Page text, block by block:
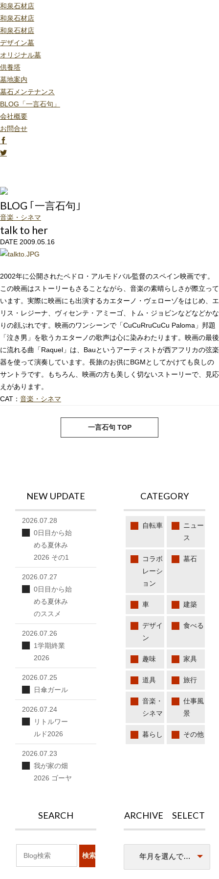
和泉石材店
和泉石材店
和泉石材店
デザイン墓
オリジナル墓
供養塔
墓地案内
墓石メンテナンス
BLOG「一言石句」
会社概要
お問合せ
BLOG ｢一言石句｣
音楽・シネマ
talk to her
DATE 2009.05.16
2002年に公開されたペドロ・アルモドバル監督のスペイン映画です。
この映画はストーリーもさることながら、音楽の素晴らしさが際立って
います。実際に映画にも出演するカエターノ・ヴェローゾをはじめ、エ
リス・レジーナ、ヴィセンテ・アミーゴ、トム・ジョビンなどなどかな
りの顔ぶれです。映画のワンシーンで「CuCuRruCuCu Paloma」邦題
「泣き男」を歌うカエターノの歌声は心に染みわたります。映画の最後
に流れる曲「Raquel」は、Bauというアーティストが西アフリカの弦楽
器を使って演奏しています。長旅のお供にBGMとしてかけても良しの
サントラです。もちろん、映画の方も美しく切ないストーリーで、見応
えがあります。
CAT： 音楽・シネマ
一言石句 TOP
CATEGORY
自転車
ニュー
ス
コラボ
レーシ
ョン
墓石
車 建築
デザイ
ン
食べる
趣味 家具
道具 旅行
音楽・
シネマ
仕事風
景
暮らし その他
NEW UPDATE
2026.07.28
0日目から始
める夏休み
2026 その1
2026.07.27
0日目から始
める夏休み
のススメ
2026.07.26
1学期終業
2026
2026.07.25
日傘ガール
2026.07.24
リトルワー
ルド2026
2026.07.23
我が家の畑
2026 ゴーヤ
ARCHIVE SELECT
SEARCH